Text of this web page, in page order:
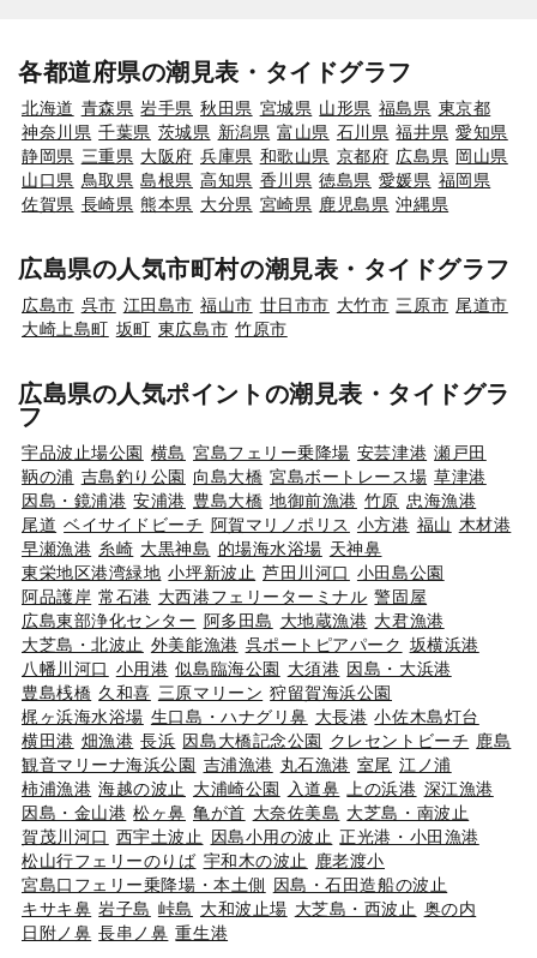
各都道府県の潮見表・タイドグラフ
北海道 青森県 岩手県 秋田県 宮城県 山形県 福島県 東京都
神奈川県 千葉県 茨城県 新潟県 富山県 石川県 福井県 愛知県
静岡県 三重県 大阪府 兵庫県 和歌山県 京都府 広島県 岡山県
山口県 鳥取県 島根県 高知県 香川県 徳島県 愛媛県 福岡県
佐賀県 長崎県 熊本県 大分県 宮崎県 鹿児島県 沖縄県
広島県の人気市町村の潮見表・タイドグラフ
広島市 呉市 江田島市 福山市 廿日市市 大竹市 三原市 尾道市
大崎上島町 坂町 東広島市 竹原市
広島県の人気ポイントの潮見表・タイドグラ
フ
宇品波止場公園 横島 宮島フェリー乗降場 安芸津港 瀬戸田
鞆の浦 吉島釣り公園 向島大橋 宮島ボートレース場 草津港
因島・鏡浦港 安浦港 豊島大橋 地御前漁港 竹原 忠海漁港
尾道 ベイサイドビーチ 阿賀マリノポリス 小方港 福山 木材港
早瀬漁港 糸崎 大黒神島 的場海水浴場 天神鼻
東栄地区港湾緑地 小坪新波止 芦田川河口 小田島公園
阿品護岸 常石港 大西港フェリーターミナル 警固屋
広島東部浄化センター 阿多田島 大地蔵漁港 大君漁港
大芝島・北波止 外美能漁港 呉ポートピアパーク 坂横浜港
八幡川河口 小用港 似島臨海公園 大須港 因島・大浜港
豊島桟橋 久和喜 三原マリーン 狩留賀海浜公園
梶ヶ浜海水浴場 生口島・ハナグリ鼻 大長港 小佐木島灯台
横田港 畑漁港 長浜 因島大橋記念公園 クレセントビーチ 鹿島
観音マリーナ海浜公園 吉浦漁港 丸石漁港 室尾 江ノ浦
柿浦漁港 海越の波止 大浦崎公園 入道鼻 上の浜港 深江漁港
因島・金山港 松ヶ鼻 亀が首 大奈佐美島 大芝島・南波止
賀茂川河口 西宇土波止 因島小用の波止 正光港・小田漁港
松山行フェリーのりば 宇和木の波止
鹿老渡小
宮島口フェリー乗降場・本土側 因島・石田造船の波止
キサキ鼻 岩子島 峠島 大和波止場 大芝島・西波止 奥の内
日附ノ鼻 長串ノ鼻 重生港